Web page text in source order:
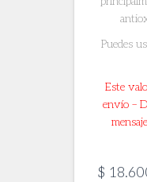
Puedes
Este
envío –
$